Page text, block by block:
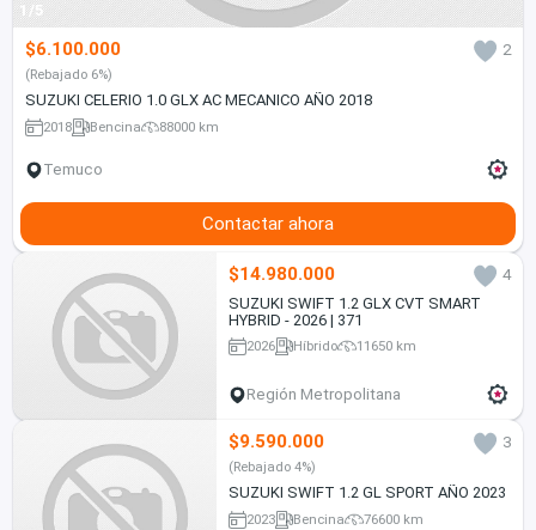
1/5
$6.100.000 2
(Rebajado 6%)
SUZUKI CELERIO 1.0 GLX AC MECANICO AÑO 2018
2018 Bencina 88000 km
Temuco
Contactar ahora
$14.980.000
4
SUZUKI SWIFT 1.2 GLX CVT SMART
HYBRID - 2026 | 371
2026 Híbrido 11650 km
Región Metropolitana
$9.590.000 3
(Rebajado 4%)
SUZUKI SWIFT 1.2 GL SPORT AÑO 2023
2023 Bencina 76600 km